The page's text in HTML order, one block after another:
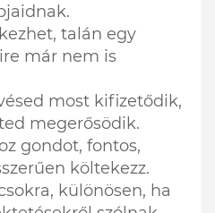
talán egy
már nem is
most kifizetődik,
megerősödik.
gondot, fontos,
költekezz.
különösen, ha